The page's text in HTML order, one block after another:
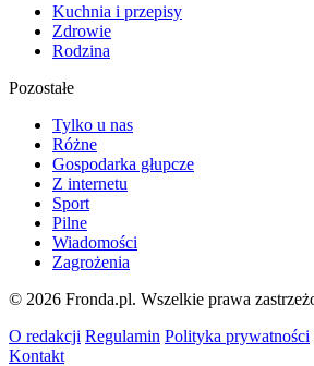
Kuchnia i przepisy
Zdrowie
Rodzina
Pozostałe
Tylko u nas
Różne
Gospodarka głupcze
Z internetu
Sport
Pilne
Wiadomości
Zagrożenia
© 2026 Fronda.pl. Wszelkie prawa
O redakcji Regulamin Polityka prywatności
Kontakt